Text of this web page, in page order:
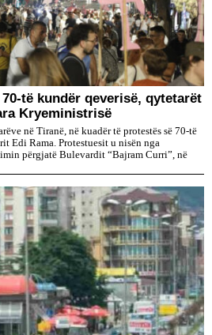
të kundër qeverisë, qytetarët
Kryeministrisë
në Tiranë, në kuadër të protestës së 70-të
Edi Rama. Protestuesit u nisën nga
përgjatë Bulevardit “Bajram Curri”, në